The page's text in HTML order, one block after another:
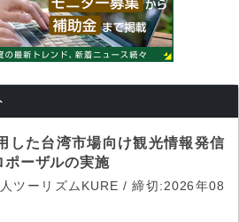
した台湾市場向け観光情報発信
ポーザルの実施
ツーリズムKURE / 締切:2026年08